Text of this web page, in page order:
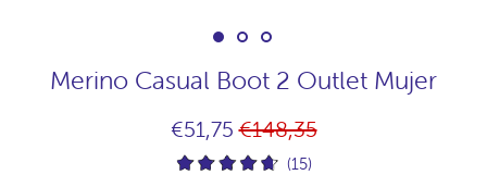
Merino Casual Boot 2 Outlet Mujer
€51,75Precio
habitual
€148,35
(15)